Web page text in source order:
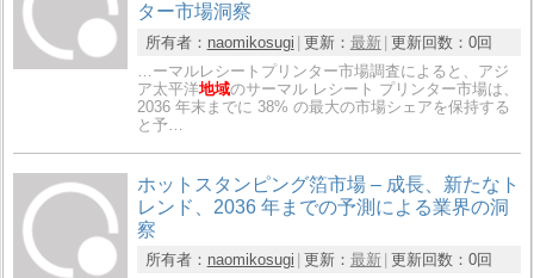
ター市場洞察
所有者： naomikosugi 更新： 最新 更新回数： 0回
…ーマルレシートプリンター市場調査によると、アジ
ア太平洋地域のサーマル レシート プリンター市場は、
2036 年末までに 38% の最大の市場シェアを保持する
と予…
ホットスタンピング箔市場 – 成長、新たなト
レンド、2036 年までの予測による業界の洞
察
所有者： naomikosugi 更新： 最新 更新回数： 0回